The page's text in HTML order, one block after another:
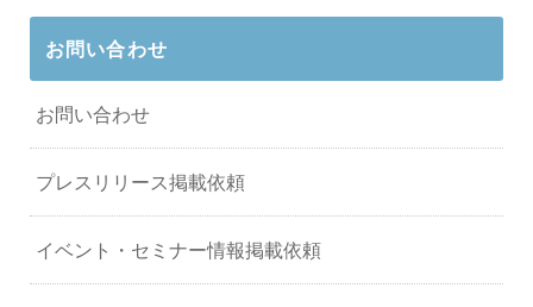
お問い合わせ
お問い合わせ
プレスリリース掲載依頼
イベント・セミナー情報掲載依頼